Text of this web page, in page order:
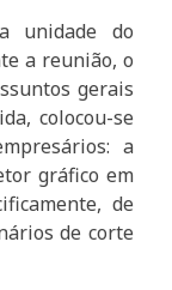
unidade do
a reunião, o
gerais
colocou-se
a
gráfico em
de
de corte